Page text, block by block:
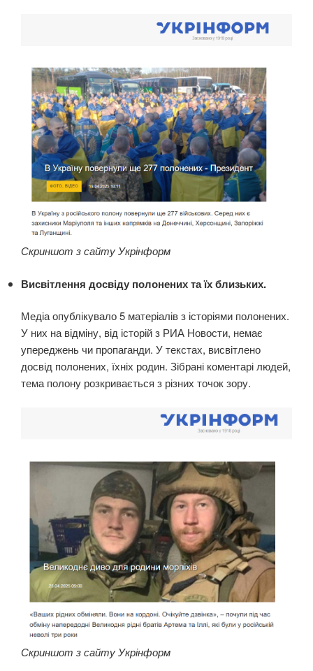
Скриншот з сайту Укрінформ
Висвітлення досвіду полонених та їх близьких.
Медіа опублікувало 5 матеріалів з історіями полонених.
У них на відміну, від історій з РИА Новости, немає
упереджень чи пропаганди. У текстах, висвітлено
досвід полонених, їхніх родин. Зібрані коментарі людей,
тема полону розкривається з різних точок зору.
Скриншот з сайту Укрінформ